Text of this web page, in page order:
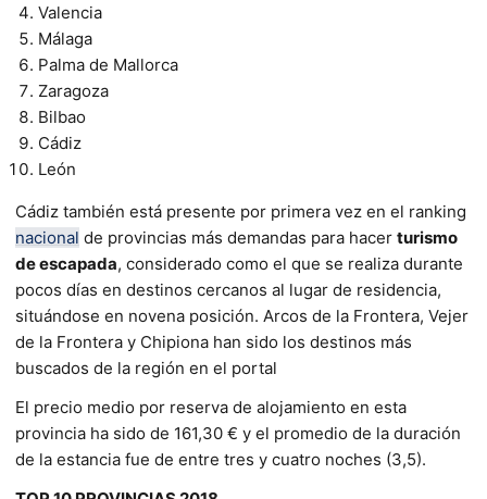
Valencia
Málaga
Palma de Mallorca
Zaragoza
Bilbao
Cádiz
León
Cádiz también está presente por primera vez en el ranking
nacional de provincias más demandas para hacer turismo
de escapada, considerado como el que se realiza durante
pocos días en destinos cercanos al lugar de residencia,
situándose en novena posición. Arcos de la Frontera, Vejer
de la Frontera y Chipiona han sido los destinos más
buscados de la región en el portal
El precio medio por reserva de alojamiento en esta
provincia ha sido de 161,30 € y el promedio de la duración
de la estancia fue de entre tres y cuatro noches (3,5).